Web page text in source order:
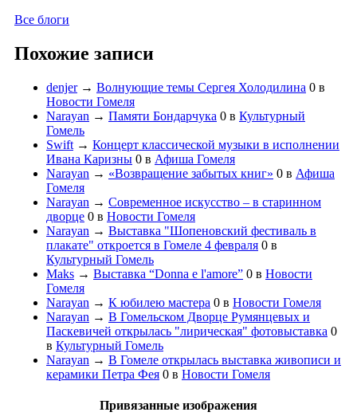
Все блоги
Похожие записи
denjer→ Волнующие темы Сергея Холодилина 0 в
Новости Гомеля
Narayan → Памяти Бондарчука 0 в Культурный
Гомель
Swift → Концерт классической музыки в исполнении
Ивана Каризны 0 в Афиша Гомеля
Narayan → «Возвращение забытых книг» 0 в Афиша
Гомеля
Narayan → Современное искусство – в старинном
дворце 0 в Новости Гомеля
Narayan → Выставка "Шопеновский фестиваль в
плакате" откроется в Гомеле 4 февраля 0 в
Культурный Гомель
Maks → Выставка “Donna e l'amore” 0 в Новости
Гомеля
Narayan → К юбилею мастера 0 в Новости Гомеля
Narayan → В Гомельском Дворце Румянцевых и
Паскевичей открылась "лирическая" фотовыставка 0
в Культурный Гомель
Narayan → В Гомеле открылась выставка живописи и
керамики Петра Фея 0 в Новости Гомеля
Привязанные изображения